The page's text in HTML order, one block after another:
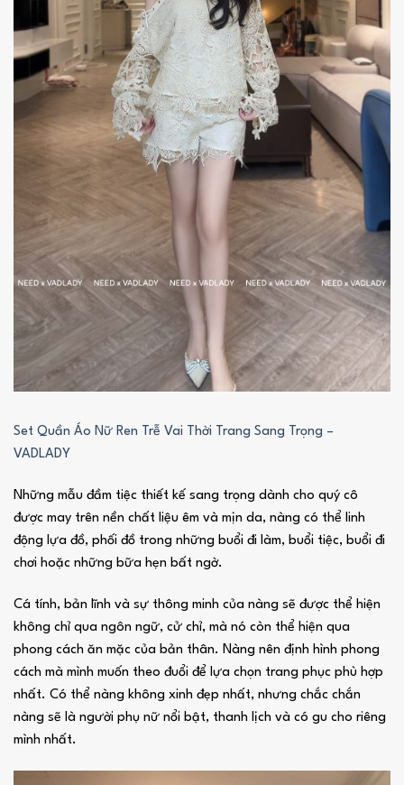
Set Quần Áo Nữ Ren Trễ Vai Thời Trang Sang Trọng –
VADLADY
Những mẫu đầm tiệc thiết kế sang trọng dành cho quý cô
được may trên nền chất liệu êm và mịn da, nàng có thể linh
động lựa đồ, phối đồ trong những buổi đi làm, buổi tiệc, buổi đi
chơi hoặc những bữa hẹn bất ngờ.
Cá tính, bản lĩnh và sự thông minh của nàng sẽ được thể hiện
không chỉ qua ngôn ngữ, cử chỉ, mà nó còn thể hiện qua
phong cách ăn mặc của bản thân. Nàng nên định hình phong
cách mà mình muốn theo đuổi để lựa chọn trang phục phù hợp
nhất. Có thể nàng không xinh đẹp nhất, nhưng chắc chắn
nàng sẽ là người phụ nữ nổi bật, thanh lịch và có gu cho riêng
mình nhất.